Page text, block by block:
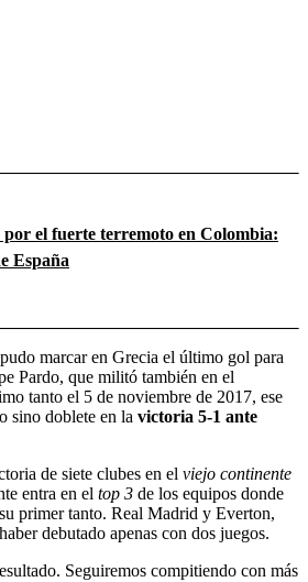
el fuerte terremoto en Colombia:
España
marcar en Grecia el último gol para
Pardo, que militó también en el
tanto el 5 de noviembre de 2017, ese
sino doblete en la victoria 5-1 ante
de siete clubes en el viejo continente
entra en el top 3 de los equipos donde
primer tanto. Real Madrid y Everton,
debutado apenas con dos juegos.
Seguiremos compitiendo con más